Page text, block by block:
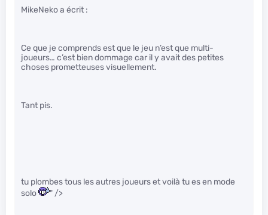
MikeNeko a écrit :
Ce que je comprends est que le jeu n’est que multi-
joueurs… c’est bien dommage car il y avait des petites
choses prometteuses visuellement.
Tant pis.
tu plombes tous les autres joueurs et voilà tu es en mode
solo
" />